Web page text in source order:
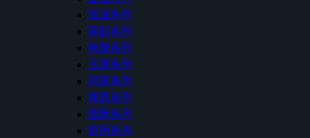
恆溫系列
無鉛系列
無鋒系列
玉潤系列
冠冕系列
樸真系列
圓舞系列
廚用系列